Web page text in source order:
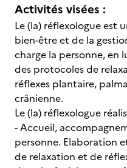
Activités visées :
Le (la) réflexologue est
bien-être et de la
charge la personne, en
des protocoles de
réflexes plantaire,
crânienne.
Le (la) réflexologue
- Accueil,
personne. Elaboration
de relaxation et de